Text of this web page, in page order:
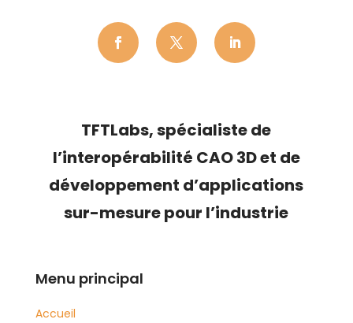
TFTLabs, spécialiste de
l’interopérabilité CAO 3Det de
développement d’applications
sur-mesure pour l’industrie
Menu principal
Accueil